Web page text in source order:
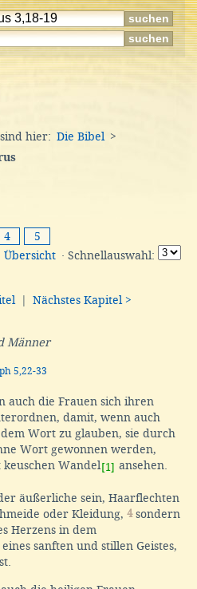
hier: Die Bibel
>
4
5
Übersicht · Schnellauswahl:
Nächstes Kapitel >
Männer
5,22-33
auch die Frauen sich ihren
damit, wenn auch
Wort zu glauben, sie durch
Wort gewonnen werden,
Wandel [1] ansehen.
äußerliche sein, Haarflechten
oder Kleidung, 4sondern
Herzens in dem
sanften und stillen Geistes,